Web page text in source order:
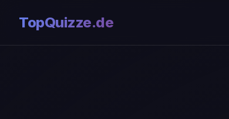
TopQuizze.de